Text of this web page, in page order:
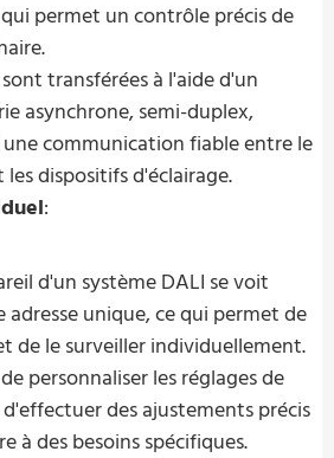
permet un contrôle précis de
transférées à l'aide d'un
asynchrone, semi-duplex,
communication fiable entre le
dispositifs d'éclairage.
:
d'un système DALI se voit
unique, ce qui permet de
de le surveiller individuellement.
personnaliser les réglages de
des ajustements précis
à des besoins spécifiques.